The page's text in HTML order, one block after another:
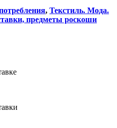
, Текстиль. Мода.
предметы роскоши